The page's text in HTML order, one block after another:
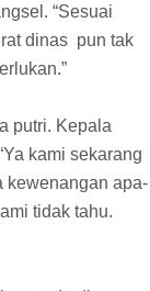
“Sesuai
dinas pun tak
putri. Kepala
kami sekarang
kewenangan apa-
tidak tahu.